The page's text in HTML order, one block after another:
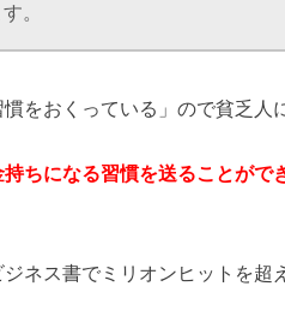
。
をおくっている」ので貧乏人
ちになる習慣を送ることがで
ネス書でミリオンヒットを超